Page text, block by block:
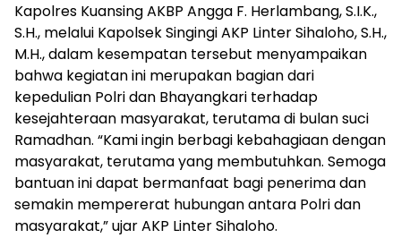
Kapolres Kuansing AKBP Angga F. Herlambang, S.I.K.,
S.H., melalui Kapolsek Singingi AKP Linter Sihaloho, S.H.,
M.H., dalam kesempatan tersebut menyampaikan
bahwa kegiatan ini merupakan bagian dari
kepedulian Polri dan Bhayangkari terhadap
kesejahteraan masyarakat, terutama di bulan suci
Ramadhan. “Kami ingin berbagi kebahagiaan dengan
masyarakat, terutama yang membutuhkan. Semoga
bantuan ini dapat bermanfaat bagi penerima dan
semakin mempererat hubungan antara Polri dan
masyarakat,” ujar AKP Linter Sihaloho.